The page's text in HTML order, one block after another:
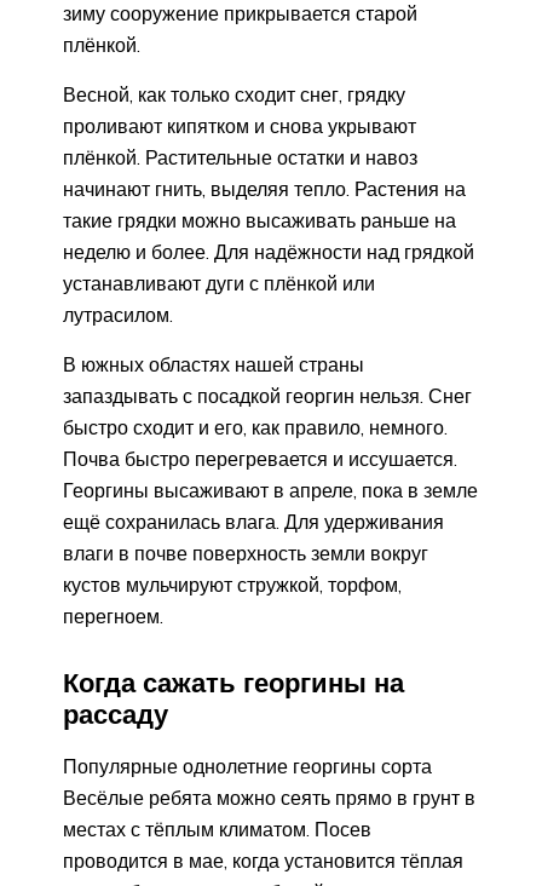
зиму сооружение прикрывается старой
плёнкой.
Весной, как только сходит снег, грядку
проливают кипятком и снова укрывают
плёнкой. Растительные остатки и навоз
начинают гнить, выделяя тепло. Растения на
такие грядки можно высаживать раньше на
неделю и более. Для надёжности над грядкой
устанавливают дуги с плёнкой или
лутрасилом.
В южных областях нашей страны
запаздывать с посадкой георгин нельзя. Снег
быстро сходит и его, как правило, немного.
Почва быстро перегревается и иссушается.
Георгины высаживают в апреле, пока в земле
ещё сохранилась влага. Для удерживания
влаги в почве поверхность земли вокруг
кустов мульчируют стружкой, торфом,
перегноем.
Когда сажать георгины на
рассаду
Популярные однолетние георгины сорта
Весёлые ребята можно сеять прямо в грунт в
местах с тёплым климатом. Посев
проводится в мае, когда установится тёплая